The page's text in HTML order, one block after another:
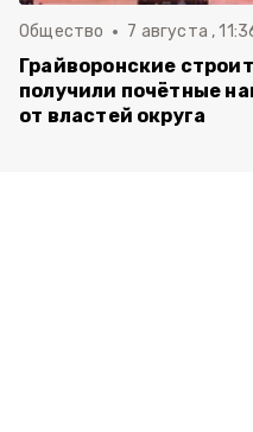
Общество 7 августа ,
Грайворонские
получили почётные
от властей округа